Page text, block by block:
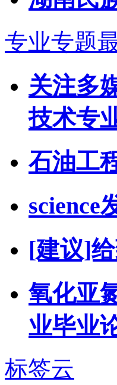
专业专题
关注多
技术专
石油工
science
[建议]
氧化亚
业毕业
标签云